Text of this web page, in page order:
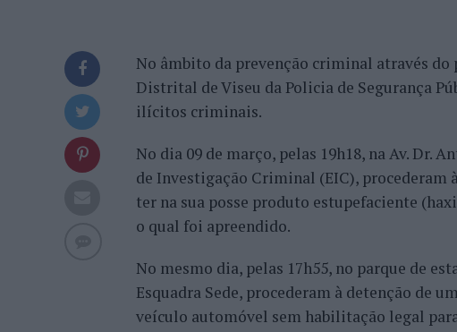
No âmbito da prevenção criminal através
Distrital de Viseu da Policia de Segurança
ilícitos criminais.
No dia 09 de março, pelas 19h18, na Av. Dr.
de Investigação Criminal (EIC), procederam
ter na sua posse produto estupefaciente
o qual foi apreendido.
No mesmo dia, pelas 17h55, no parque de
Esquadra Sede, procederam à detenção de
veículo automóvel sem habilitação legal